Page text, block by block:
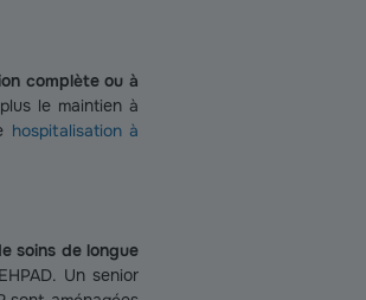
complète ou à
le maintien à
hospitalisation à
soins de longue
Un senior